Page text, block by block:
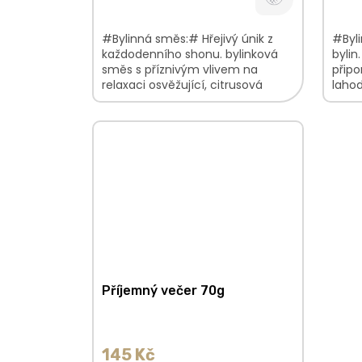
#Bylinná směs:# Hřejivý únik z
každodenního shonu. bylinková
směs s příznivým vlivem na
relaxaci osvěžující, citrusová
chuť kombinace bylinek a
žlutý
Příjemný večer 70g
145 Kč